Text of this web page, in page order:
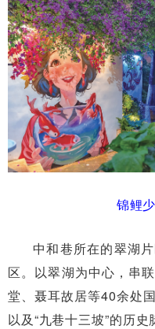
锦鲤
中和巷所在的翠湖
区。以翠湖为中心，串
堂、聂耳故居等40余处
以及“九巷十三坡”的历